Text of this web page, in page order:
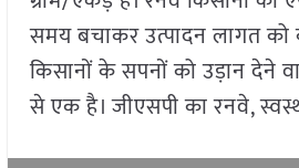
समय बचाकर उत्पादन लागत
किसानों के सपनों को उड़ान देने
से एक है। जीएसपी का रनवे,